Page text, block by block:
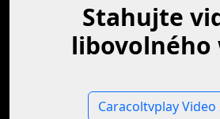
Stahujte
libovolného
Caracoltvplay Video